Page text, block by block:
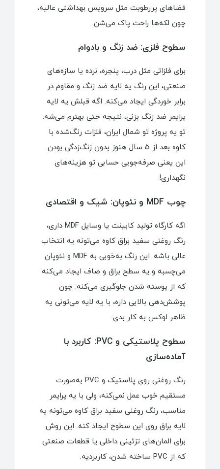
فضاهای پررطوبت مثل سرویس بهداشتی عالیه،
چون لکه‌ها راحت پاک می‌شن.
سطوح فلزی: ضد زنگ و بادوام
برای فلزاتی مثل درب، پنجره، نرده یا سازه‌های
صنعتی، این رنگ یه لایه ضد زنگ و مقاوم در
برابر خوردگی ایجاد می‌کنه. اگه قبلش یه لایه
پرایمر ضد زنگ بزنی، نتیجه حتی بهترم می‌شه.
تو یه پروژه تو شمال ایران، فلزات رنگ‌شده با
کاوه بعد از 5 سال هنوز بدون زنگ‌زدگی بودن.
این یعنی صرفه‌جویی حسابی تو هزینه‌های
نگهداری!
چوب MDF و نئوپان: شیک و اقتصادی
اگه کارگاه تولید کابینت یا وسایل MDF داری،
رنگ روغنی سفید براق کاوه می‌تونه یه انتخاب
عالی باشه. این رنگ به‌خوبی به MDF و نئوپان
می‌چسبه و یه سطح براق و صاف ایجاد می‌کنه
که از پوسته شدن جلوگیری می‌کنه. چون
پوشش‌دهی بالایی داره، با یه لایه می‌تونی یه
ظاهر لوکس به کار بدی.
سطوح پلاستیکی و PVC: کاربرد با
آماده‌سازی
رنگ روغنی روی پلاستیک و PVC به‌صورت
مستقیم خوب عمل نمی‌کنه، ولی با یه پرایمر
مناسب، رنگ روغنی سفید براق کاوه می‌تونه یه
لایه براق روی این سطوح ایجاد کنه. این روش
برای المان‌های تزئینی داخلی یا قطعات صنعتی
که از PVC ساخته شدن، کاربردیه.